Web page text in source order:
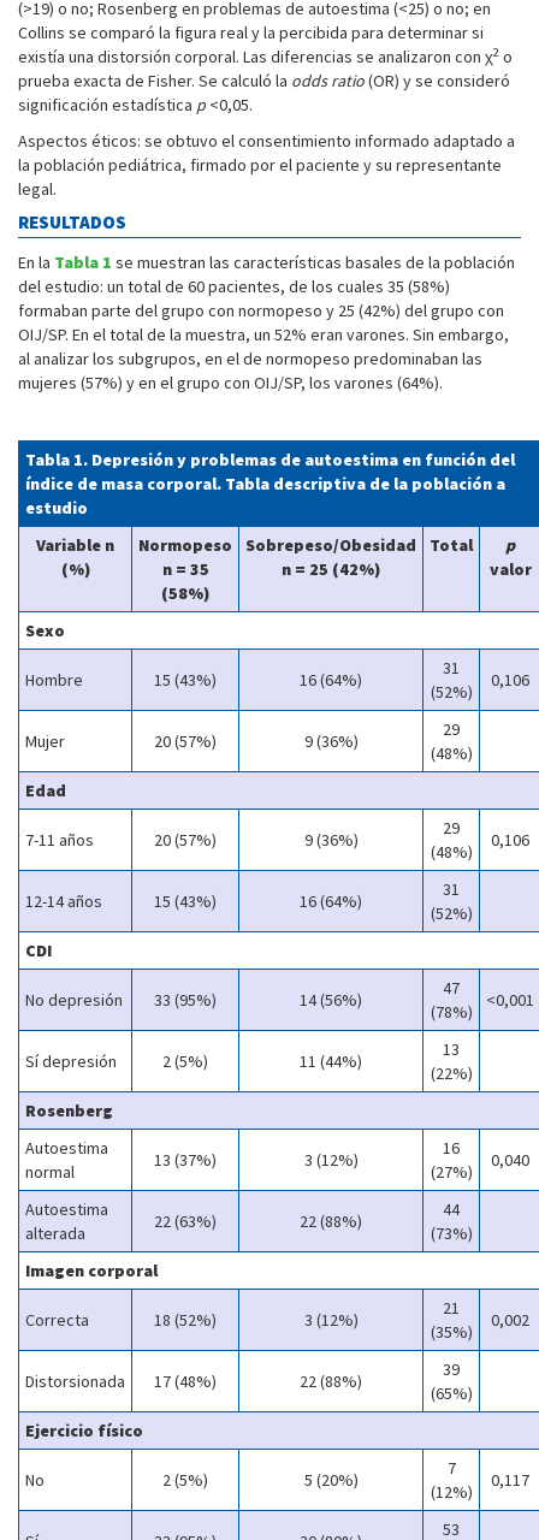
(>19) o no; Rosenberg en problemas de autoestima (<25) o no; en
Collins se comparó la figura real y la percibida para determinar si
existía una distorsión corporal. Las diferencias se analizaron con χ2 o
prueba exacta de Fisher. Se calculó la odds ratio(OR) y se consideró
significación estadística p <0,05.
Aspectos éticos: se obtuvo el consentimiento informado adaptado a
la población pediátrica, firmado por el paciente y su representante
legal.
RESULTADOS
En la Tabla 1 se muestran las características basales de la población
del estudio: un total de 60 pacientes, de los cuales 35 (58%)
formaban parte del grupo con normopeso y 25 (42%) del grupo con
OIJ/SP. En el total de la muestra, un 52% eran varones. Sin embargo,
al analizar los subgrupos, en el de normopeso predominaban las
mujeres (57%) y en el grupo con OIJ/SP, los varones (64%).
Tabla 1. Depresión y problemas de autoestima en función del
índice de masa corporal. Tabla descriptiva de la población a
estudio
Variable n
(%)
Normopeso
n = 35
(58%)
Sobrepeso/Obesidad
n = 25 (42%)
Total
p
valor
Sexo
Hombre 15 (43%) 16 (64%)
31
(52%)
0,106
Mujer 20 (57%) 9 (36%)
29
(48%)
Edad
7-11 años 20 (57%) 9 (36%)
29
(48%)
0,106
12-14 años 15 (43%) 16 (64%)
31
(52%)
CDI
No depresión 33 (95%) 14 (56%)
47
(78%)
<0,001
Sí depresión 2 (5%) 11 (44%)
13
(22%)
Rosenberg
Autoestima
normal
13 (37%) 3 (12%)
16
(27%)
0,040
Autoestima
alterada
22 (63%) 22 (88%)
44
(73%)
Imagen corporal
Correcta 18 (52%) 3 (12%)
21
(35%)
0,002
Distorsionada 17 (48%) 22 (88%)
39
(65%)
Ejercicio físico
No 2 (5%) 5 (20%)
7
(12%)
0,117
53